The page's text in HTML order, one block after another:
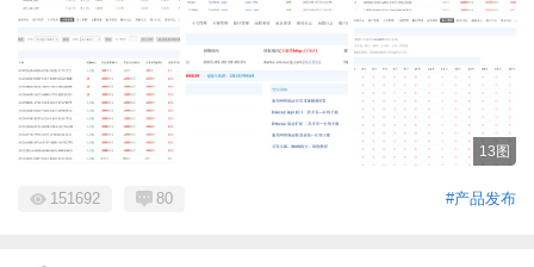
13图
#产品发布
151692 80